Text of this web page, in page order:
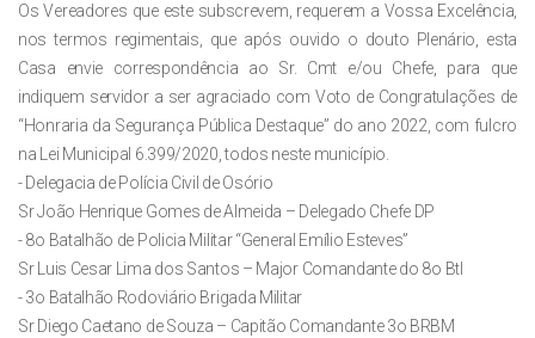
Os Vereadores que este subscrevem, requerem a Vossa Excelência,
nos termos regimentais, que após ouvido o douto Plenário, esta
Casa envie correspondência ao Sr. Cmt e/ou Chefe, para que
indiquem servidor a ser agraciado com Voto de Congratulações de
“Honraria da Segurança Pública Destaque” do ano 2022, com fulcro
na Lei Municipal 6.399/2020, todos neste município.
- Delegacia de Polícia Civil de Osório
Sr João Henrique Gomes de Almeida – Delegado Chefe DP
- 8o Batalhão de Policia Militar “General Emílio Esteves”
Sr Luis Cesar Lima dos Santos – Major Comandante do 8o Btl
- 3o Batalhão Rodoviário Brigada Militar
Sr Diego Caetano de Souza – Capitão Comandante 3o BRBM